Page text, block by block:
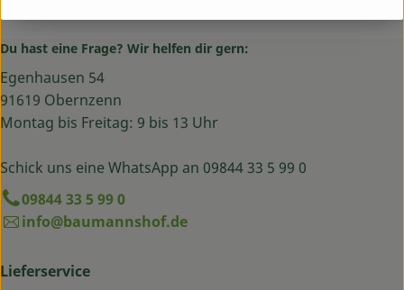
Du hast eine Frage? Wir helfen dir gern:
Egenhausen 54
91619 Obernzenn
Montag bis Freitag: 9 bis 13 Uhr
Schick uns eine WhatsApp an 09844 33 5 99 0
09844 33 5 99 0
info@baumannshof.de
Lieferservice